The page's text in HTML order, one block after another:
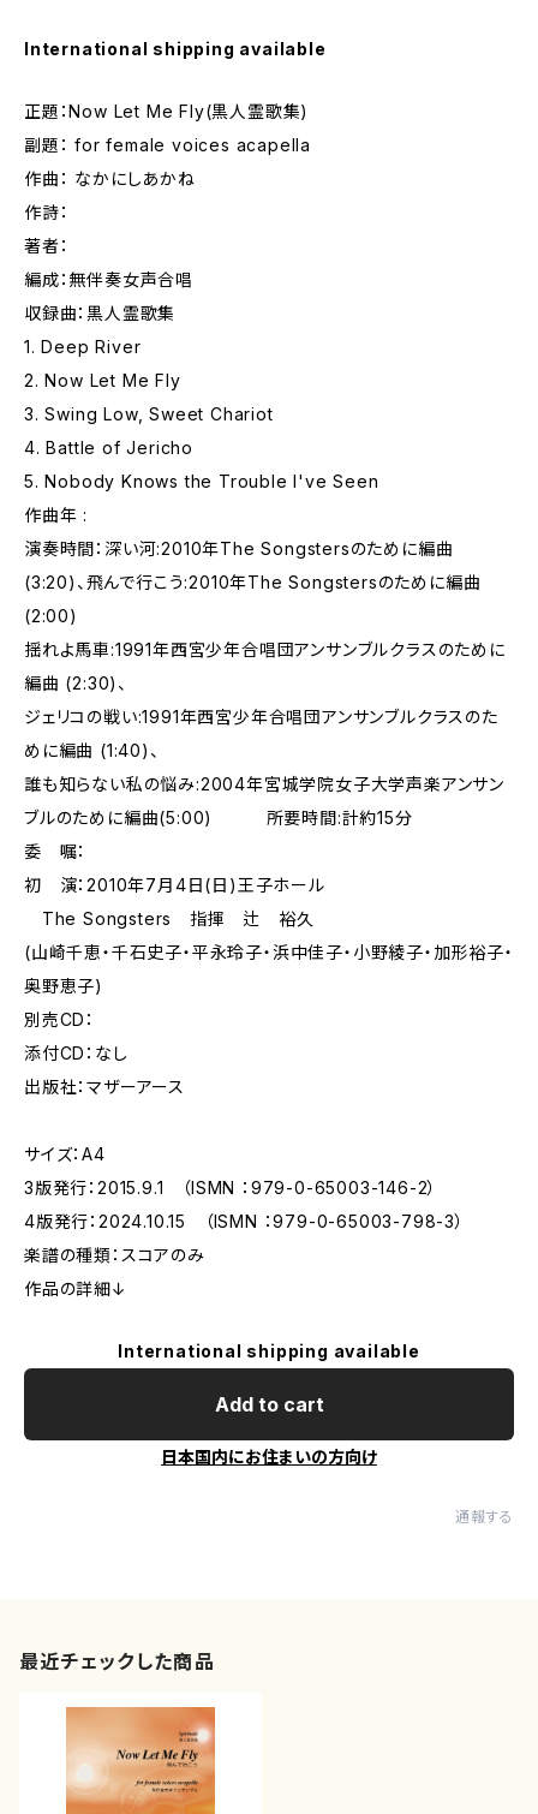
International shipping available
正題：Now Let Me Fly(黒人霊歌集)
副題： for female voices acapella
作曲： なかにしあかね
作詩：
著者：
編成：無伴奏女声合唱
収録曲：黒人霊歌集
1. Deep River
2. Now Let Me Fly
3. Swing Low, Sweet Chariot
4. Battle of Jericho
5. Nobody Knows the Trouble I've Seen
作曲年 :
演奏時間：深い河:2010年The Songstersのために編曲
(3:20)、飛んで行こう:2010年The Songstersのために編曲
(2:00)
揺れよ馬車:1991年西宮少年合唱団アンサンブルクラスのために
編曲 (2:30)、
ジェリコの戦い:1991年西宮少年合唱団アンサンブルクラスのた
めに編曲 (1:40)、
誰も知らない私の悩み:2004年宮城学院女子大学声楽アンサン
ブルのために編曲(5:00) 所要時間:計約15分
委 嘱：
初 演：2010年7月4日(日)王子ホール
The Songsters 指揮 辻 裕久
(山崎千恵・千石史子・平永玲子・浜中佳子・小野綾子・加形裕子・
奥野恵子)
別売CD：
添付CD：なし
出版社：マザーアース
サイズ：A4
3版発行：2015.9.1 （ISMN ：979-0-65003-146-2）
4版発行：2024.10.15 （ISMN ：979-0-65003-798-3）
楽譜の種類：スコアのみ
作品の詳細↓
International shipping available
Add to cart
日本国内にお住まいの方向け
通報する
最近チェックした商品